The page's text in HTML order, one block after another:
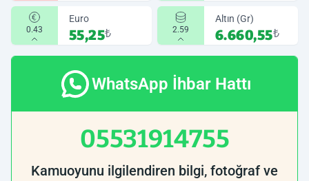
0.43
Euro
55,25₺ 2.59
Altın (Gr)
6.660,55₺
WhatsApp İhbar Hattı
05531914755
Kamuoyunu ilgilendiren bilgi, fotoğraf ve